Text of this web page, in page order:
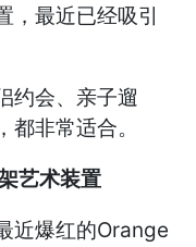
，最近已经吸引
约会、亲子遛
非常适合。
艺术装置
近爆红的Orange